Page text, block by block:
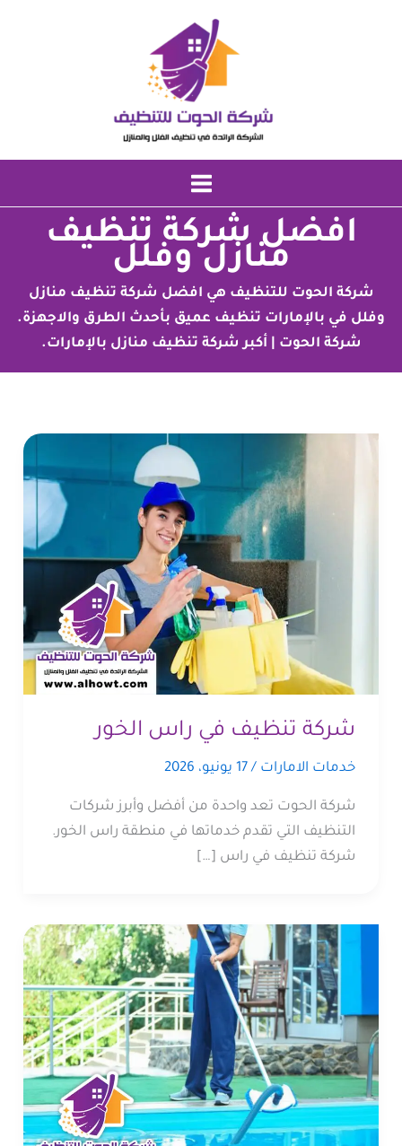
افضل شركة تنظيف
منازل وفلل
شركة الحوت للتنظيف هي افضل شركة تنظيف منازل
وفلل في بالإمارات تنظيف عميق بأحدث الطرق والاجهزة.
شركة الحوت | أكبر شركة تنظيف منازل بالإمارات.
شركة تنظيف في راس الخور
خدمات الامارات /17 يونيو، 2026
شركة الحوت تعد واحدة من أفضل وأبرز شركات
التنظيف التي تقدم خدماتها في منطقة راس الخور.
شركة تنظيف في راس […]